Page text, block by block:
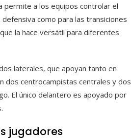
permite a los equipos controlar el
como para las transiciones
la hace versátil para diferentes
laterales, que apoyan tanto en
dos centrocampistas centrales y dos
El único delantero es apoyado por
jugadores